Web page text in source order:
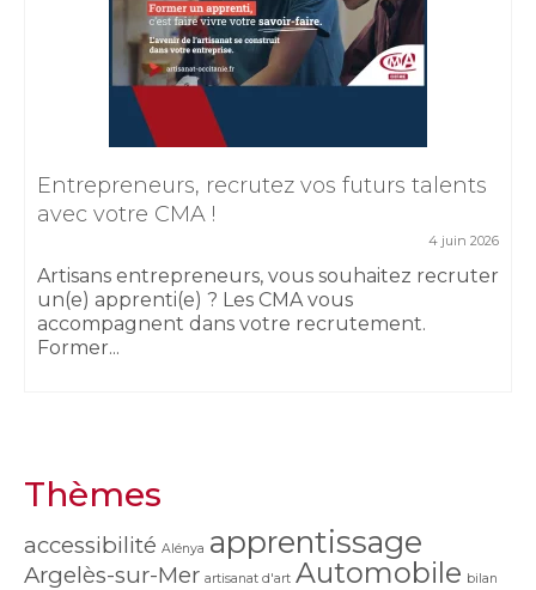
Entrepreneurs, recrutez vos futurs talents
avec votre CMA !
4 juin 2026
Artisans entrepreneurs, vous souhaitez recruter
un(e) apprenti(e) ? Les CMA vous
accompagnent dans votre recrutement.
Former...
Thèmes
accessibilité Alénya apprentissage
Argelès-sur-Mer artisanat d'art Automobile bilan